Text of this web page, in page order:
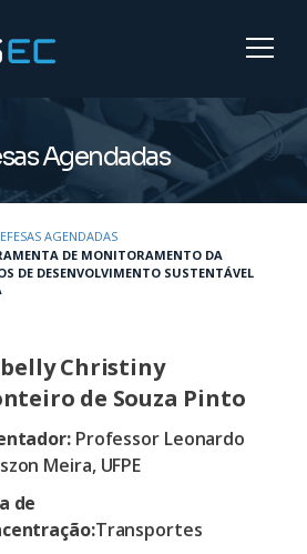
Agendadas
AGENDADAS
DE MONITORAMENTO DA
DE DESENVOLVIMENTO SUSTENTÁVEL
Christiny
de Souza Pinto
Professor Leonardo
Meira, UFPE
de
Transportes